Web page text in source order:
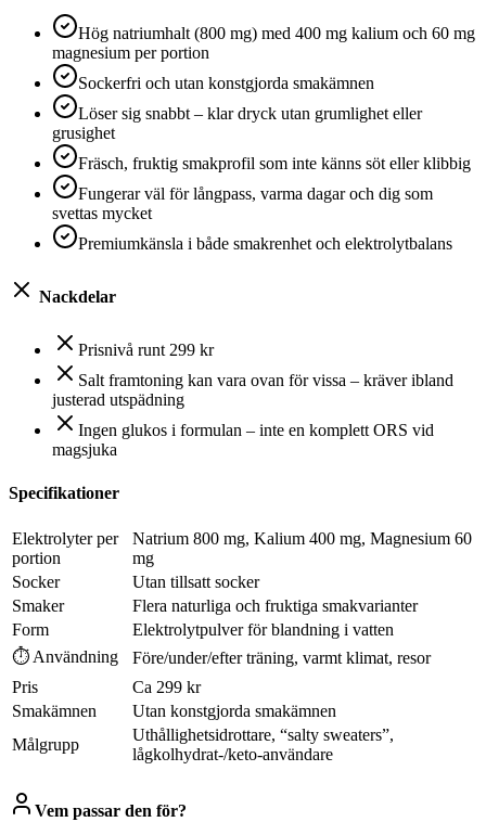
Hög natriumhalt (800 mg) med 400 mg kalium och 60 mg
magnesium per portion
Sockerfri och utan konstgjorda smakämnen
Löser sig snabbt – klar dryck utan grumlighet eller
grusighet
Fräsch, fruktig smakprofil som inte känns söt eller klibbig
Fungerar väl för långpass, varma dagar och dig som
svettas mycket
Premiumkänsla i både smakrenhet och elektrolytbalans
Nackdelar
Prisnivå runt 299 kr
Salt framtoning kan vara ovan för vissa – kräver ibland
justerad utspädning
Ingen glukos i formulan – inte en komplett ORS vid
magsjuka
Specifikationer
Elektrolyter per
portion
Natrium 800 mg, Kalium 400 mg, Magnesium 60
mg
Socker
Utan tillsatt socker
Smaker
Flera naturliga och fruktiga smakvarianter
Form
Elektrolytpulver för blandning i vatten
⏱ Användning
Före/under/efter träning, varmt klimat, resor
Pris
Ca 299 kr
Smakämnen
Utan konstgjorda smakämnen
Målgrupp
Uthållighetsidrottare, “salty sweaters”,
lågkolhydrat-/keto-användare
Vem passar den för?